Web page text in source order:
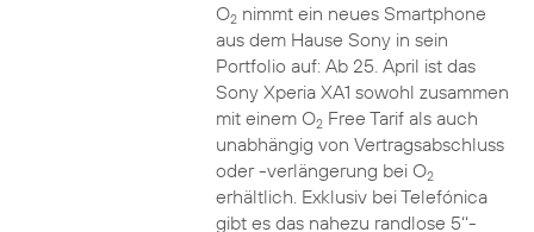
O2nimmt ein neues Smartphone
aus dem Hause Sony in sein
Portfolio auf: Ab 25. April ist das
Sony Xperia XA1 sowohl zusammen
mit einem O2Free Tarif als auch
unabhängig von Vertragsabschluss
oder -verlängerung bei O2
erhältlich. Exklusiv bei Telefónica
gibt es das nahezu randlose 5‘‘-